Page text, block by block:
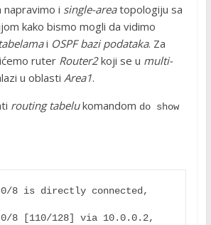
napravimo i single-areatopologiju sa
kako bismo mogli da vidimo
i OSPF bazi podataka. Za
ruter Router2koji se u multi-
u oblasti Area1.
routing tabelukomandom do show
8 is directly connected,
8 [110/128] via 10.0.0.2,